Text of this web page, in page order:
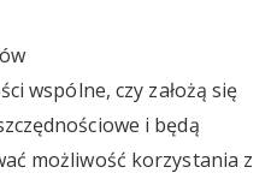
wspólne, czy założą się
i będą
możliwość korzystania z